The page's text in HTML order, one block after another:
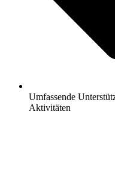
Umfassende
Aktivitäten